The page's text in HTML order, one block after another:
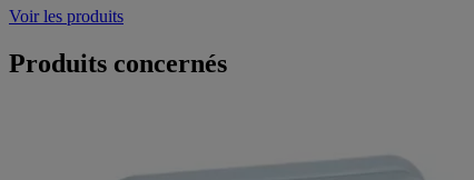
Voir les produits
Produits concernés